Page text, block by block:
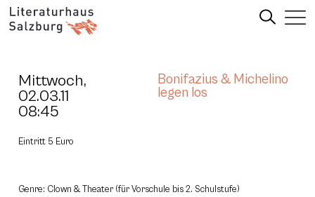
Mittwoch,
02.03.11
08:45
Bonifazius & Michelino
legen los
Eintritt 5 Euro
Genre: Clown & Theater (für Vorschule bis 2. Schulstufe)